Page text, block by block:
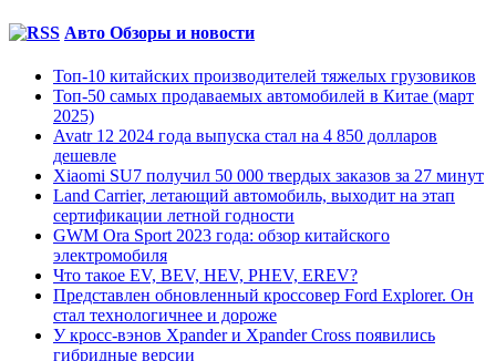
Авто Обзоры и новости
Топ-10 китайских производителей тяжелых грузовиков
Топ-50 самых продаваемых автомобилей в Китае (март
2025)
Avatr 12 2024 года выпуска стал на 4 850 долларов
дешевле
Xiaomi SU7 получил 50 000 твердых заказов за 27 минут
Land Carrier, летающий автомобиль, выходит на этап
сертификации летной годности
GWM Ora Sport 2023 года: обзор китайского
электромобиля
Что такое EV, BEV, HEV, PHEV, EREV?
Представлен обновленный кроссовер Ford Explorer. Он
стал технологичнее и дороже
У кросс-вэнов Xpander и Xpander Cross появились
гибридные версии